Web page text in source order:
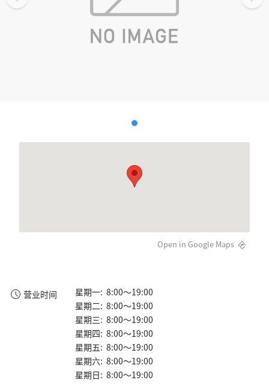
Open in Google Maps
营业时间
星期一: 8:00～19:00
星期二: 8:00～19:00
星期三: 8:00～19:00
星期四: 8:00～19:00
星期五: 8:00～19:00
星期六: 8:00～19:00
星期日: 8:00～19:00